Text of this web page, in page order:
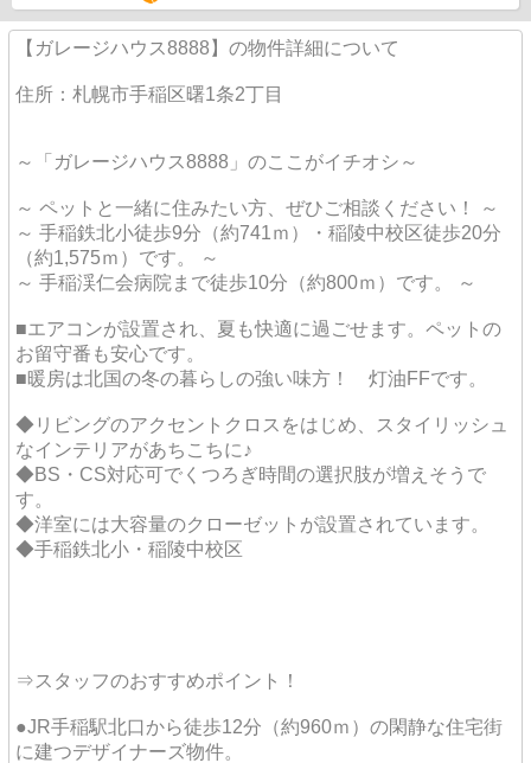
【ガレージハウス8888】の物件詳細について
住所：札幌市手稲区曙1条2丁目
～「ガレージハウス8888」のここがイチオシ～
～ ペットと一緒に住みたい方、ぜひご相談ください！ ～
～ 手稲鉄北小徒歩9分（約741ｍ）・稲陵中校区徒歩20分
（約1,575ｍ）です。 ～
～ 手稲渓仁会病院まで徒歩10分（約800ｍ）です。 ～
■エアコンが設置され、夏も快適に過ごせます。ペットの
お留守番も安心です。
■暖房は北国の冬の暮らしの強い味方！ 灯油FFです。
◆リビングのアクセントクロスをはじめ、スタイリッシュ
なインテリアがあちこちに♪
◆BS・CS対応可でくつろぎ時間の選択肢が増えそうで
す。
◆洋室には大容量のクローゼットが設置されています。
◆手稲鉄北小・稲陵中校区
⇒スタッフのおすすめポイント！
●JR手稲駅北口から徒歩12分（約960ｍ）の閑静な住宅街
に建つデザイナーズ物件。